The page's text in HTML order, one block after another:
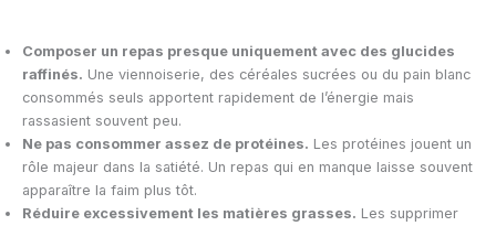
Composer un repas presque uniquement avec des glucides
raffinés. Une viennoiserie, des céréales sucrées ou du pain blanc
consommés seuls apportent rapidement de l’énergie mais
rassasient souvent peu.
Ne pas consommer assez de protéines. Les protéines jouent un
rôle majeur dans la satiété. Un repas qui en manque laisse souvent
apparaître la faim plus tôt.
Réduire excessivement les matières grasses. Les supprimer